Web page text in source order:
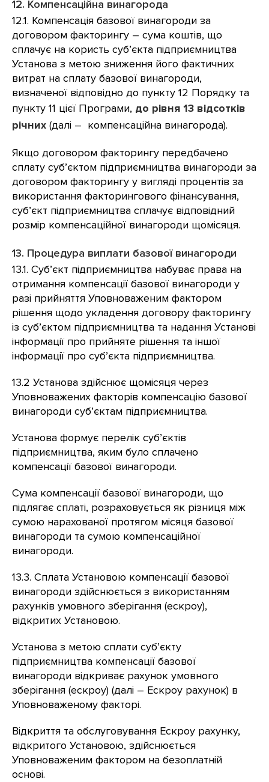
12. Компенсаційна винагорода
12.1. Компенсація базової винагороди за
договором факторингу – сума коштів, що
сплачує на користь суб’єкта підприємництва
Установа з метою зниження його фактичних
витрат на сплату базової винагороди,
визначеної відповідно до пункту 12 Порядку та
пункту 11 цієї Програми, до рівня 13 відсотків
річних (далі – компенсаційна винагорода).
Якщо договором факторингу передбачено
сплату суб’єктом підприємництва винагороди за
договором факторингу у вигляді процентів за
використання факторингового фінансування,
суб’єкт підприємництва сплачує відповідний
розмір компенсаційної винагороди щомісяця.
13. Процедура виплати базової винагороди
13.1. Суб’єкт підприємництва набуває права на
отримання компенсації базової винагороди у
разі прийняття Уповноваженим фактором
рішення щодо укладення договору факторингу
із суб’єктом підприємництва та надання Установі
інформації про прийняте рішення та іншої
інформації про суб’єкта підприємництва.
13.2 Установа здійснює щомісяця через
Уповноважених факторів компенсацію базової
винагороди суб’єктам підприємництва.
Установа формує перелік суб’єктів
підприємництва, яким було сплачено
компенсації базової винагороди.
Сума компенсації базової винагороди, що
підлягає сплаті, розраховується як різниця між
сумою нарахованої протягом місяця базової
винагороди та сумою компенсаційної
винагороди.
13.3. Сплата Установою компенсації базової
винагороди здійснюється з використанням
рахунків умовного зберігання (ескроу),
відкритих Установою.
Установа з метою сплати суб’єкту
підприємництва компенсації базової
винагороди відкриває рахунок умовного
зберігання (ескроу) (далі – Ескроу рахунок) в
Уповноваженому факторі.
Відкриття та обслуговування Ескроу рахунку,
відкритого Установою, здійснюється
Уповноваженим фактором на безоплатній
основі.